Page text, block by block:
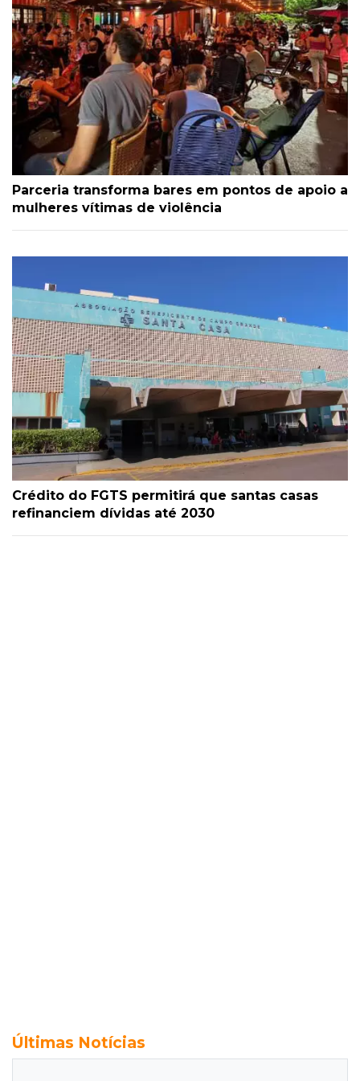
Parceria transforma bares em pontos de apoio a
mulheres vítimas de violência
Crédito do FGTS permitirá que santas casas
refinanciem dívidas até 2030
Últimas Notícias